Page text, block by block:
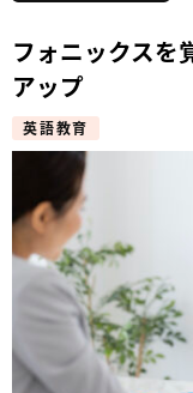
フォニックスを
アップ
英語教育